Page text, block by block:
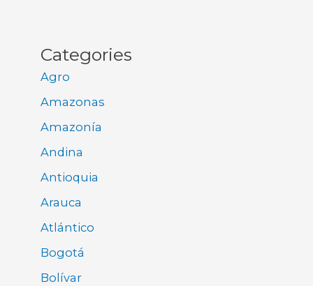
Categories
Agro
Amazonas
Amazonía
Andina
Antioquia
Arauca
Atlántico
Bogotá
Bolívar